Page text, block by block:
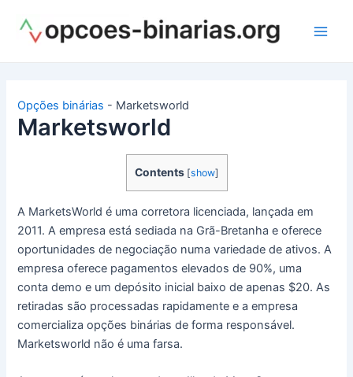
para
Opções binárias - Marketsworld
Marketsworld
Contents [show]
A MarketsWorld é uma corretora licenciada, lançada em
2011. A empresa está sediada na Grã-Bretanha e oferece
oportunidades de negociação numa variedade de ativos.A
empresa oferece pagamentos elevados de 90%, uma
conta demo e um depósito inicial baixo de apenas $20.As
retiradas são processadas rapidamente e a empresa
comercializa opções binárias de forma responsável.
Marketsworld não é uma farsa.